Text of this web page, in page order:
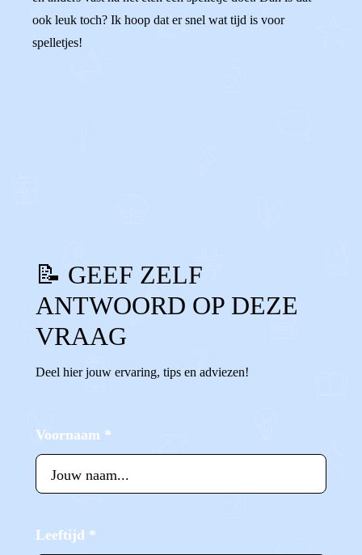
ook leuk toch? Ik hoop dat er snel wat tijd is voor
spelletjes!
📝 GEEF ZELF
ANTWOORD OP DEZE
VRAAG
Deel hier jouw ervaring, tips en adviezen!
Voornaam *
Leeftijd *